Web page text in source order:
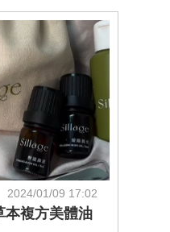
泡泡能夠深入毛孔
會轉為乳霜質地後就
下午出門去染
一件事就是先Bioré
妝～#Bioré淨粧水感
持久底粧都能輕鬆
用一張就能卸乾淨
比較重來使用Bioré
啦#Bioré深層卸粧油
照樣能卸除妝容有
上班的路上
這時候就可以用
#Bioré抗菌卸粧乳
及IPMP抗菌成
搓揉，就能深入毛
卸完後依然有保濕水
是美/寶
2024/01/09 17:02
本複方美體油